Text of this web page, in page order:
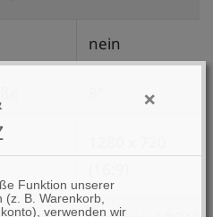
×
Funktion unserer
B. Warenkorb,
verwenden wir
nein